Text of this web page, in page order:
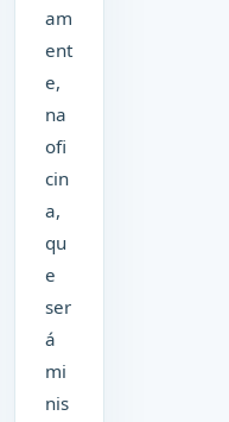
am
ent
e,
na
ofi
cin
a,
qu
e
ser
á
mi
nis